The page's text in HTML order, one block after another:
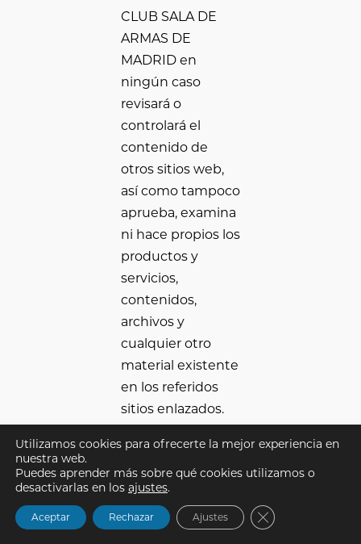
CLUB SALA DE
ARMAS DE
MADRID en
ningún caso
revisará o
controlará el
contenido de
otros sitios web,
así como tampoco
aprueba, examina
ni hace propios los
productos y
servicios,
contenidos,
archivos y
cualquier otro
material existente
en los referidos
sitios enlazados.
CLUB SALA DE
ARMAS DE
MADRID no
asume ninguna
responsabilidad
Utilizamos cookies para ofrecerte la mejor experiencia en
nuestra web.
Puedes aprender más sobre qué cookies utilizamos o
desactivarlas en los ajustes.
Aceptar Rechazar Ajustes Cerrar el banner